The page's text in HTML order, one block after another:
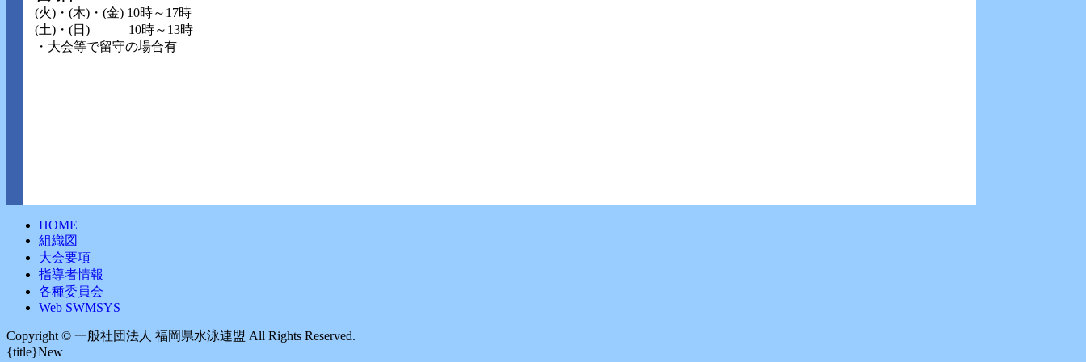
(火)・(木)・(金) 10時～17時
(土)・(日) 10時～13時
・大会等で留守の場合有
HOME
組織図
大会要項
指導者情報
各種委員会
Web SWMSYS
Copyright ©︎ 一般社団法人 福岡県水泳連盟 All Rights Reserved.
{title}New